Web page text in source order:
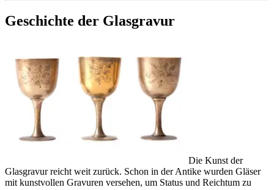
Geschichte der Glasgravur
Die Kunst der
Glasgravur reicht weit zurück. Schon in der Antike wurden Gläser
mit kunstvollen Gravuren versehen, um Status und Reichtum zu